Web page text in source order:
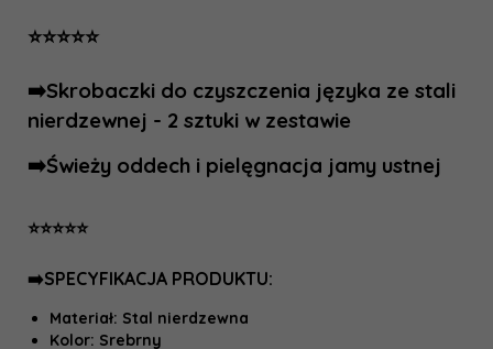
⭐️⭐️⭐️⭐️⭐️
➡️Skrobaczki do czyszczenia języka ze stali
nierdzewnej - 2 sztuki w zestawie
➡️Świeży oddech i pielęgnacja jamy ustnej
⭐️⭐️⭐️⭐️⭐️
➡️SPECYFIKACJA PRODUKTU:
Materiał: Stal nierdzewna
Kolor: Srebrny